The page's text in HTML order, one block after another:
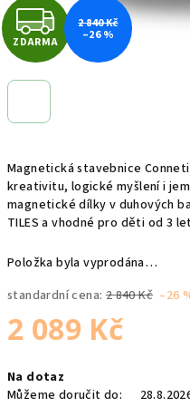
Magnetická stavebnice
kreativitu, logické myšlení i
magnetické dílky v duhových
TILES a vhodné pro děti od 3
Položka byla vyprodána…
standardní cena: 2 840 Kč –26
2 089 Kč
cena:
Na dotaz
Můžeme doručit do:
Z
D
M
A
ZDARMA
2 840 Kč
–26 %